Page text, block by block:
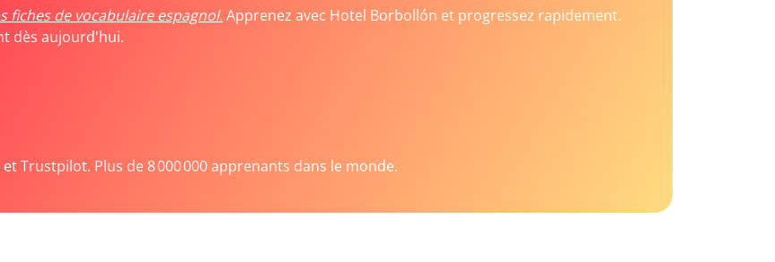
fiches de vocabulaire espagnol.Apprenez avec Hotel Borbollón et progressez rapidement.
dès aujourd'hui.
Trustpilot. Plus de 8 000 000 apprenants dans le monde.